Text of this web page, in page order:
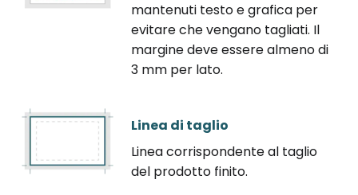
mantenuti testo e grafica per
evitare che vengano tagliati. Il
margine deve essere almeno di
3 mm per lato.
Linea di taglio
Linea corrispondente al taglio
del prodotto finito.